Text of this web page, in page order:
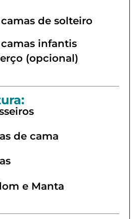
de solteiro
infantis
(opcional)
de cama
e Manta